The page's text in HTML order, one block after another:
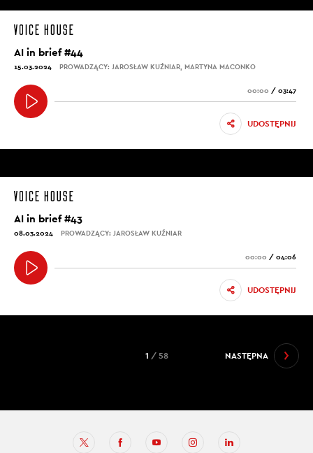
AI in brief #44
15.03.2024 PROWADZĄCY: JAROSŁAW KUŹNIAR, MARTYNA MACONKO
00:00 / 03:47
UDOSTĘPNIJ
AI in brief #43
08.03.2024 PROWADZĄCY: JAROSŁAW KUŹNIAR
00:00 / 04:06
UDOSTĘPNIJ
NASTĘPNA
1 / 58